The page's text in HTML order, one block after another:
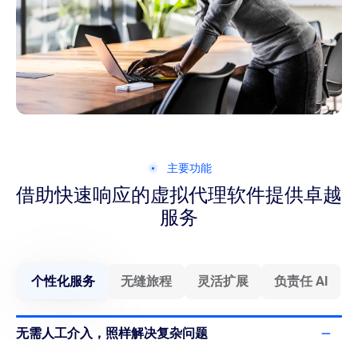
主要功能
借助快速响应的虚拟代理软件提供卓越
服务
个性化服务 无缝旅程 灵活扩展 负责任 AI
无需人工介入，照样解决复杂问题